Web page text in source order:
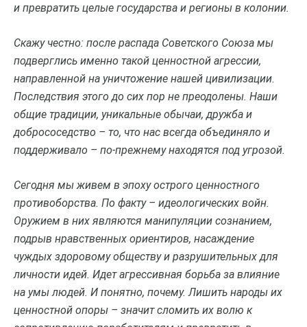
и превратить целые государства и регионы в колонии.
Скажу честно: после распада Советского Союза мы
подверглись именно такой ценностной агрессии,
направленной на уничтожение нашей цивилизации.
Последствия этого до сих пор не преодолены. Наши
общие традиции, уникальные обычаи, дружба и
добрососедство – то, что нас всегда объединяло и
поддерживало – по-прежнему находятся под угрозой.
Сегодня мы живем в эпоху острого ценностного
противоборства. По факту – идеологических войн.
Оружием в них являются манипуляции сознанием,
подрыв нравственных ориентиров, насаждение
чуждых здоровому обществу и разрушительных для
личности идей. Идет агрессивная борьба за влияние
на умы людей. И понятно, почему. Лишить народы их
ценностной опоры – значит сломить их волю к